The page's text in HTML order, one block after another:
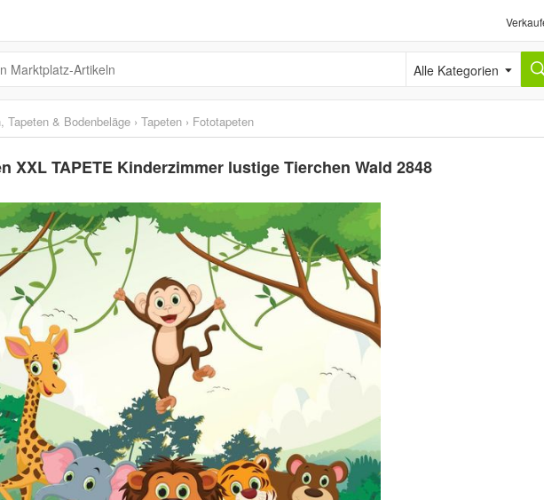
Alle Kategorien
Tapeten & Bodenbeläge › Tapeten › Fototapeten
XXL TAPETE Kinderzimmer lustige Tierchen Wald 2848